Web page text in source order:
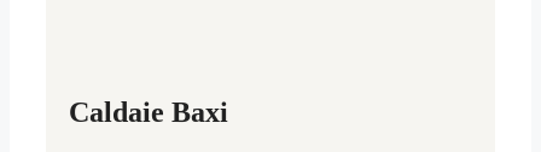
Caldaie Baxi